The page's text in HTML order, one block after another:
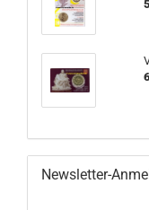
Newsletter-